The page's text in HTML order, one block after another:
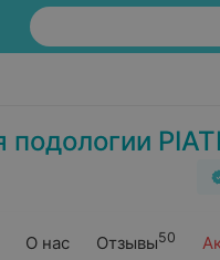
подологии
О нас Отзывы50